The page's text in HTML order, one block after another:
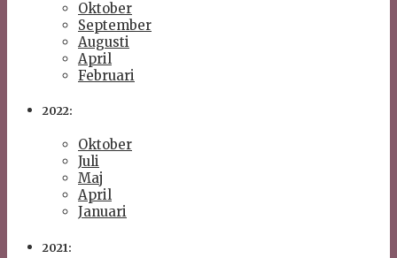
Oktober
September
Augusti
April
Februari
2022:
Oktober
Juli
Maj
April
Januari
2021: